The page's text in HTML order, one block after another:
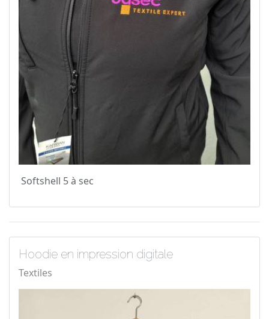
Softshell 5 à sec
Hoodie en impression digitale
Textiles